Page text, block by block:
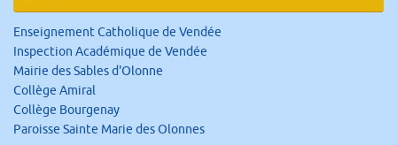
Enseignement Catholique de Vendée
Inspection Académique de Vendée
Mairie des Sables d'Olonne
Collège Amiral
Collège Bourgenay
Paroisse Sainte Marie des Olonnes